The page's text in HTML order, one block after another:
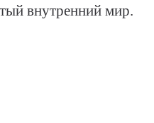
внутренний мир.